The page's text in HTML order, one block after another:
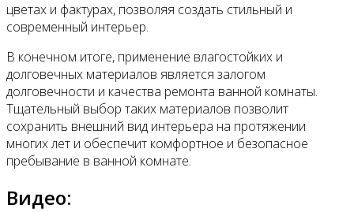
цветах и фактурах, позволяя создать стильный и
современный интерьер.
В конечном итоге, применение влагостойких и
долговечных материалов является залогом
долговечности и качества ремонта ванной комнаты.
Тщательный выбор таких материалов позволит
сохранить внешний вид интерьера на протяжении
многих лет и обеспечит комфортное и безопасное
пребывание в ванной комнате.
Видео: